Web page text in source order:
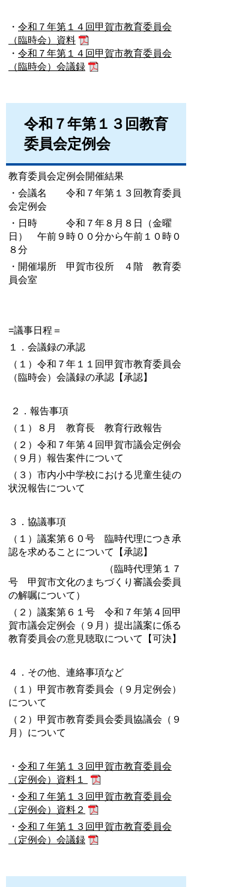
・ 令和７年第１４回甲賀市教育委員会
（臨時会）資料
・ 令和７年第１４回甲賀市教育委員会
（臨時会）会議録
令和７年第１３回教育
委員会定例会
教育委員会定例会開催結果
・会議名 令和７年第１３回教育委員
会定例会
・日時 令和７年８月８日（金曜
日） 午前９時００分から午前１０時０
８分
・開催場所 甲賀市役所 ４階 教育委
員会室
=議事日程＝
１．会議録の承認
（１）令和７年１１回甲賀市教育委員会
（臨時会）会議録の承認【承認】
２．報告事項
（１）８月 教育長 教育行政報告
（２）令和７年第４回甲賀市議会定例会
（９月）報告案件について
（３）市内小中学校における児童生徒の
状況報告について
３．協議事項
（１）議案第６０号 臨時代理につき承
認を求めることについて【承認】
（臨時代理第１７
号 甲賀市文化のまちづくり審議会委員
の解嘱について）
（２）議案第６１号 令和７年第４回甲
賀市議会定例会（９月）提出議案に係る
教育委員会の意見聴取について【可決】
４．その他、連絡事項など
（１）甲賀市教育委員会（９月定例会）
について
（２）甲賀市教育委員会委員協議会（９
月）について
・ 令和７年第１３回甲賀市教育委員会
（定例会）資料１
・ 令和７年第１３回甲賀市教育委員会
（定例会）資料２
・ 令和７年第１３回甲賀市教育委員会
（定例会）会議録